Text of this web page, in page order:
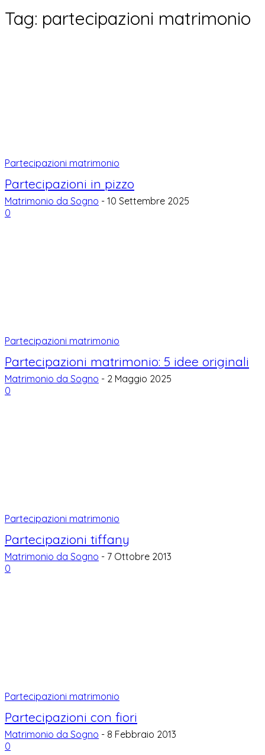
Tag: partecipazioni matrimonio
Partecipazioni matrimonio
Partecipazioni in pizzo
Matrimonio da Sogno - 10 Settembre 2025
0
Partecipazioni matrimonio
Partecipazioni matrimonio: 5 idee originali
Matrimonio da Sogno - 2 Maggio 2025
0
Partecipazioni matrimonio
Partecipazioni tiffany
Matrimonio da Sogno - 7 Ottobre 2013
0
Partecipazioni matrimonio
Partecipazioni con fiori
Matrimonio da Sogno - 8 Febbraio 2013
0